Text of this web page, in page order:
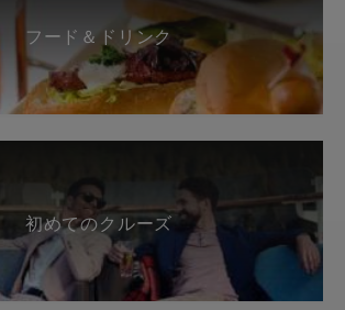
フード＆ドリンク
初めてのクルーズ